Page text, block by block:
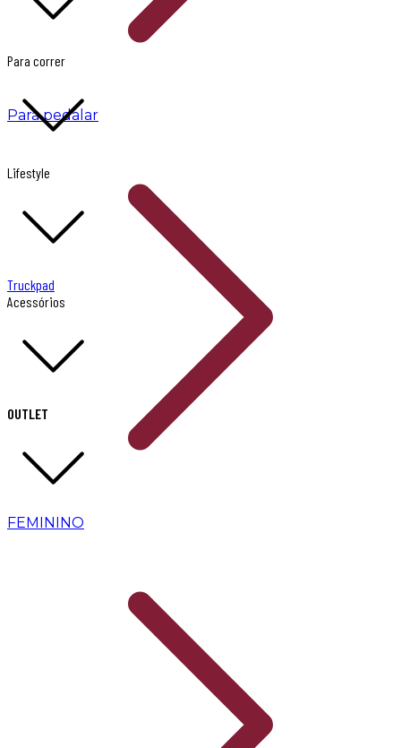
Para correr
Lifestyle
Truckpad
Acessórios
OUTLET
Para pedalar
FEMININO